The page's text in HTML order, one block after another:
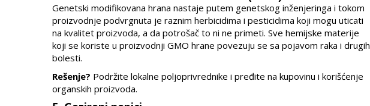
Genetski modifikovana hrana nastaje putem genetskog inženjeringa i tokom
proizvodnje podvrgnuta je raznim herbicidima i pesticidima koji mogu uticati
na kvalitet proizvoda, a da potrošač to ni ne primeti. Sve hemijske materije
koji se koriste u proizvodnji GMO hrane povezuju se sa pojavom raka i drugih
bolesti.
Rešenje? Podržite lokalne poljoprivrednike i pređite na kupovinu i korišćenje
organskih proizvoda.